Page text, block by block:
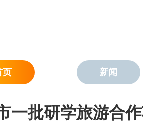
页 新闻
一批研学旅游合